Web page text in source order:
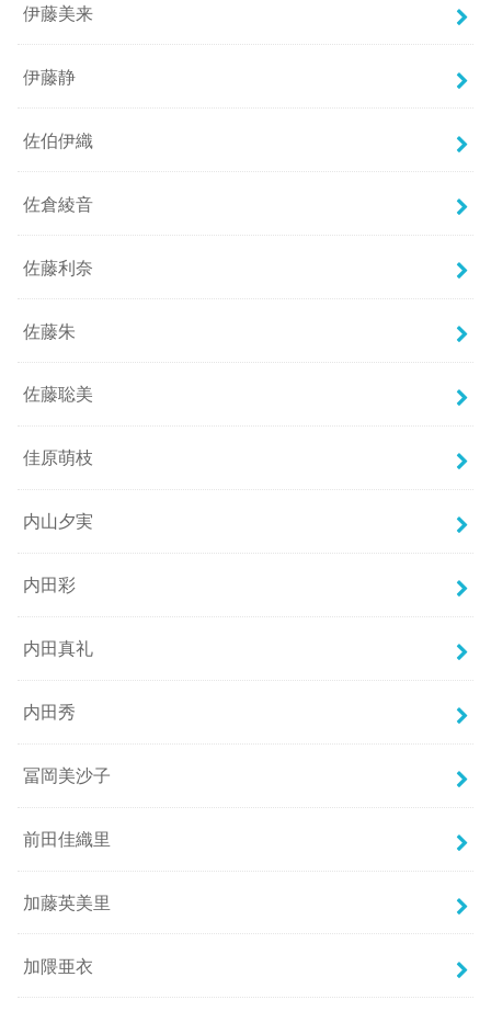
伊藤美来
伊藤静
佐伯伊織
佐倉綾音
佐藤利奈
佐藤朱
佐藤聡美
佳原萌枝
内山夕実
内田彩
内田真礼
内田秀
冨岡美沙子
前田佳織里
加藤英美里
加隈亜衣